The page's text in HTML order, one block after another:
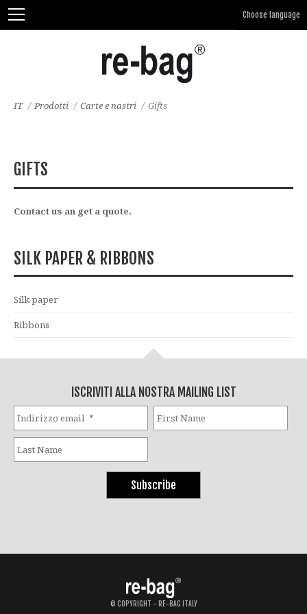
IT / Prodotti / Carte e nastri / Gifts
GIFTS
Contact us an get a quote.
SILK PAPER & RIBBONS
Silk paper
Ribbons
ISCRIVITI ALLA NOSTRA MAILING LIST
© COPYRIGHT - RE-BAG ITALY